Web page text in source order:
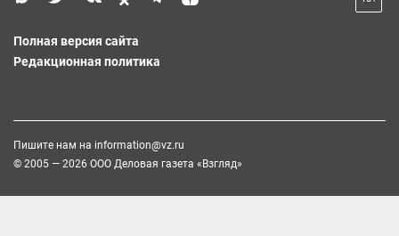
Полная версия сайта
Редакционная политика
Пишите нам на information@vz.ru
© 2005 — 2026 ООО Деловая газета «Взгляд»